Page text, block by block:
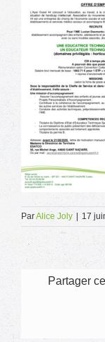
ParAlice Joly 17
Partager